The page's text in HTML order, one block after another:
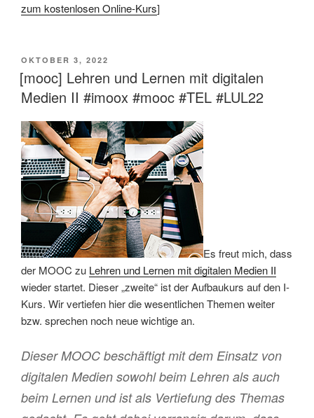
zum kostenlosen Online-Kurs]
VERÖFFENTLICHT
AM
OKTOBER 3, 2022
[mooc] Lehren und Lernen mit digitalen
Medien II #imoox #mooc #TEL #LUL22
Es freut mich, dass
der MOOC zu Lehren und Lernen mit digitalen Medien II
wieder startet. Dieser „zweite“ ist der Aufbaukurs auf den I-
Kurs. Wir vertiefen hier die wesentlichen Themen weiter
bzw. sprechen noch neue wichtige an.
Dieser MOOC beschäftigt mit dem Einsatz von
digitalen Medien sowohl beim Lehren als auch
beim Lernen und ist als Vertiefung des Themas